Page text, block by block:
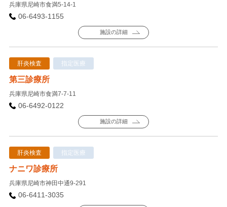
兵庫県尼崎市食満5-14-1
06-6493-1155
施設の詳細
肝炎検査 指定医療
第三診療所
兵庫県尼崎市食満7-7-11
06-6492-0122
施設の詳細
肝炎検査 指定医療
ナニワ診療所
兵庫県尼崎市神田中通9-291
06-6411-3035